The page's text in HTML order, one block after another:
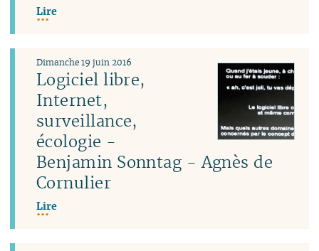
Lire
Logiciel libre,
Internet,
surveillance,
écologie -
Benjamin Sonntag - Agnès de
Cornulier
Dimanche 19 juin 2016
Lire